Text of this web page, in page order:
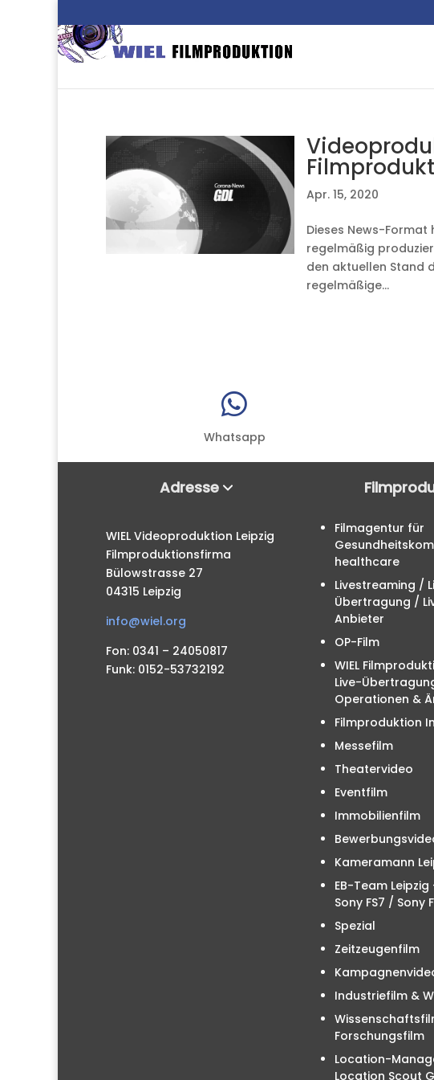
Apr. 15, 2020
Dieses News-
regelmäßig
den aktuellen Stand
regelmäßige...

Whatsapp
Adresse
WIEL Videoproduktion Leipzig
Filmproduktionsfirma
Bülowstrasse 27
04315 Leipzig
info@wiel.org
Fon: 0341 – 24050817
Funk: 0152-53732192
Filmagentur für
healthcare
Livestreaming /
Übertragung /
Anbieter
OP-Film
WIEL
Live-
Operationen &
Filmproduktion
Messefilm
Theatervideo
Eventfilm
Immobilienfilm
Kameramann
EB-Team Leipzig
Sony FS7 / Sony
Spezial
Zeitzeugenfilm
Industriefilm &
Forschungsfilm
Location-
Location Scout